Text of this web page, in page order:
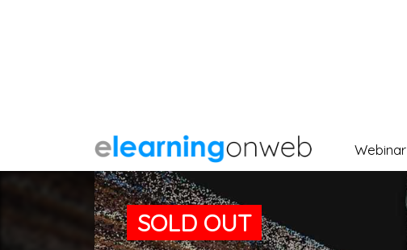
Webinar
SOLD OUT